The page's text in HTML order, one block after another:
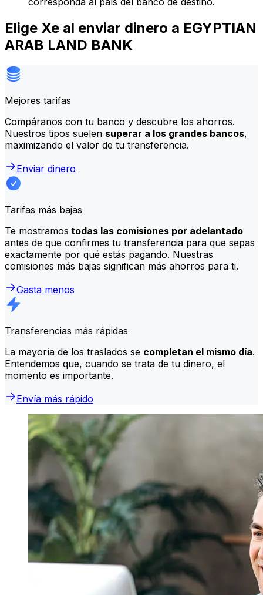
Elige Xe al enviar dinero a EGYPTIAN
ARAB LAND BANK
Mejores tarifas
Compáranos con tu banco y descubre los ahorros.
Nuestros tipos suelen superar a los grandes bancos,
maximizando el valor de tu transferencia.
Enviar dinero
Tarifas más bajas
Te mostramos todas las comisiones por adelantado
antes de que confirmes tu transferencia para que sepas
exactamente por qué estás pagando. Nuestras
comisiones más bajas significan más ahorros para ti.
Gasta menos
Transferencias más rápidas
La mayoría de los traslados se completan el mismo día.
Entendemos que, cuando se trata de tu dinero, el
momento es importante.
Envía más rápido